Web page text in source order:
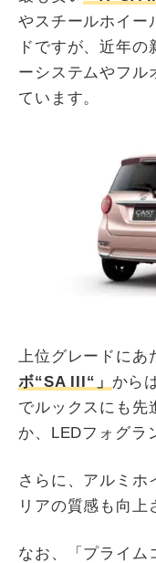
やスチールホイー
ドですが、近年
ーシステムやフル
ています。
上位グレードにあ
ボ“SA III“」 から
でルックスにも先
か、LEDフォグラ
さらに、アルミホ
リアの質感も向上
なお、「プライム